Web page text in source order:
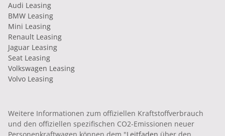
Audi Leasing
BMW Leasing
Mini Leasing
Renault Leasing
Jaguar Leasing
Seat Leasing
Volkswagen Leasing
Volvo Leasing
Weitere Informationen zum offiziellen Kraftstoffverbrauch
und den offiziellen spezifischen CO2-Emissionen neuer